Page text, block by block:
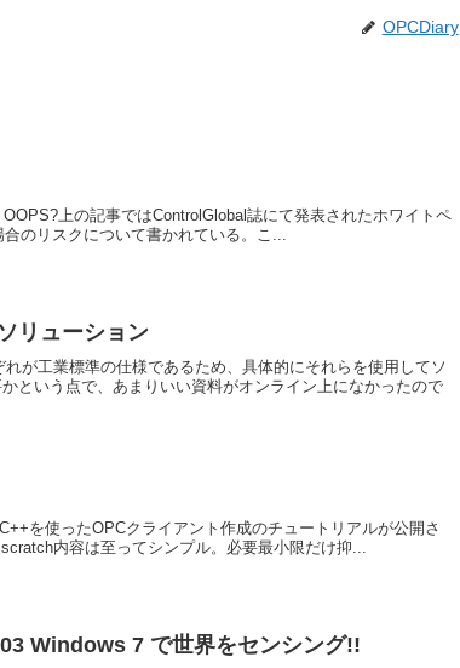
OPCDiary
上の記事ではControlGlobal誌にて発表されたホワイトペ
のリスクについて書かれている。こ...
リューション
が工業標準の仕様であるため、具体的にそれらを使用してソ
という点で、あまりいい資料がオンライン上になかったので
を使ったOPCクライアント作成のチュートリアルが公開さ
内容は至ってシンプル。必要最小限だけ抑...
Windows 7 で世界をセンシング!!